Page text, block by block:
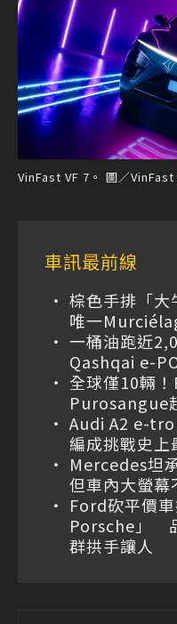
VinFast VF 7。 圖／VinFast
車訊最前線
棕色手排「大
唯一
一桶油跑近
Qashqai e-
全球僅10輛
Purosangue
Audi A2 e-
編成挑戰史上
Mercedes坦
但車內大螢幕
Ford砍平價
Porsche」
群拱手讓人